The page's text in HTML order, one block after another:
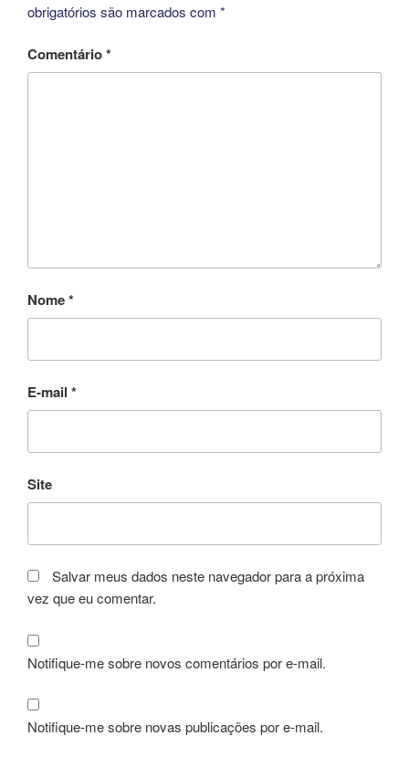
obrigatórios são marcados com *
Comentário*
Nome*
E-mail *
Site
Salvar meus dados neste navegador para a próxima
vez que eu comentar.
Notifique-me sobre novos comentários por e-mail.
Notifique-me sobre novas publicações por e-mail.